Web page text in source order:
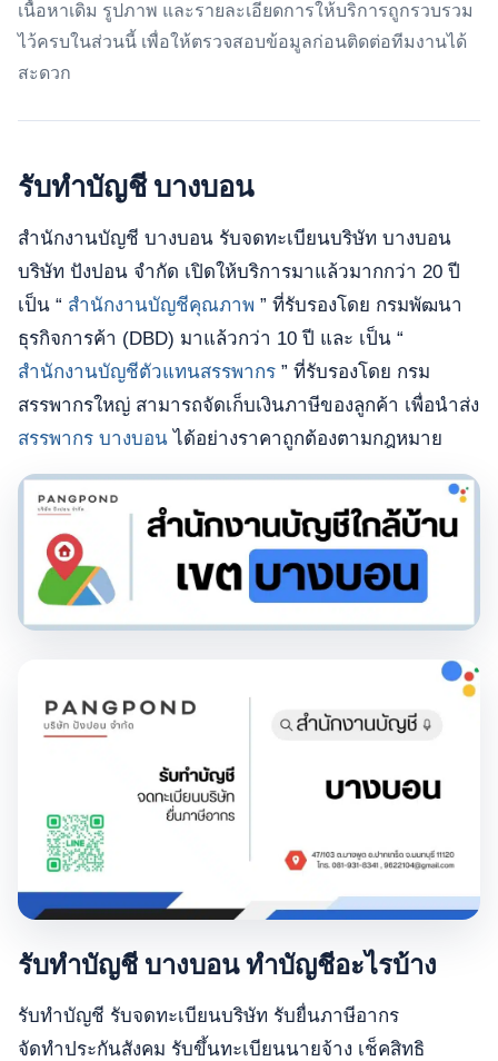
เนื้อหาเดิม รูปภาพ และรายละเอียดการให้บริการถูกรวบรวม
ไว้ครบในส่วนนี้ เพื่อให้ตรวจสอบข้อมูลก่อนติดต่อทีมงานได้
สะดวก
รับทำบัญชี บางบอน
สำนักงานบัญชี บางบอน รับจดทะเบียนบริษัท บางบอน
บริษัท ปังปอน จำกัด เปิดให้บริการมาแล้วมากกว่า 20 ปี
เป็น “ สำนักงานบัญชีคุณภาพ ” ที่รับรองโดย กรมพัฒนา
ธุรกิจการค้า (DBD) มาแล้วกว่า 10 ปี และ เป็น “
สำนักงานบัญชีตัวแทนสรรพากร ” ที่รับรองโดย กรม
สรรพากรใหญ่ สามารถจัดเก็บเงินภาษีของลูกค้า เพื่อนำส่ง
สรรพากร บางบอน ได้อย่างราคาถูกต้องตามกฎหมาย
รับทำบัญชี บางบอน ทำบัญชีอะไรบ้าง
รับทำบัญชี รับจดทะเบียนบริษัท รับยื่นภาษีอากร
จัดทำประกันสังคม รับขึ้นทะเบียนนายจ้าง เช็คสิทธิ